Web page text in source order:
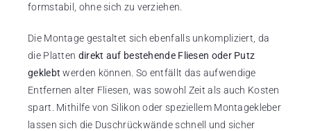
formstabil, ohne sich zu verziehen.
Die Montage gestaltet sich ebenfalls unkompliziert, da
die Platten direkt auf bestehende Fliesen oder Putz
geklebt werden können. So entfällt das aufwendige
Entfernen alter Fliesen, was sowohl Zeit als auch Kosten
spart. Mithilfe von Silikon oder speziellem Montagekleber
lassen sich die Duschrückwände schnell und sicher